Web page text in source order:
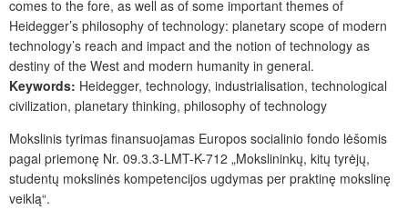
comes to the fore, as well as of some important themes of
Heidegger’s philosophy of technology: planetary scope of modern
technology’s reach and impact and the notion of technology as
destiny of the West and modern humanity in general.
Keywords: Heidegger, technology, industrialisation, technological
civilization, planetary thinking, philosophy of technology
Mokslinis tyrimas finansuojamas Europos socialinio fondo lėšomis
pagal priemonę Nr. 09.3.3-LMT-K-712 „Mokslininkų, kitų tyrėjų,
studentų mokslinės kompetencijos ugdymas per praktinę mokslinę
veiklą“.